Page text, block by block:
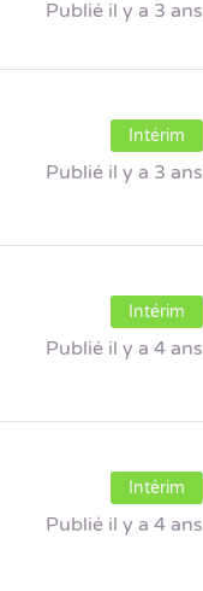
Publié il y a 3 ans
Intérim
Publié il y a 3 ans
Intérim
Publié il y a 4 ans
Intérim
Publié il y a 4 ans